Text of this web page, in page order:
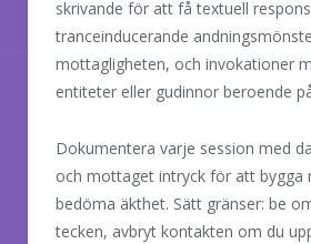
skrivande för att få textuell
tranceinducerande
mottagligheten, och invokationer
entiteter eller gudinnor beroende
Dokumentera varje session med
och mottaget intryck för att bygga
bedöma äkthet. Sätt gränser: be
tecken, avbryt kontakten om du